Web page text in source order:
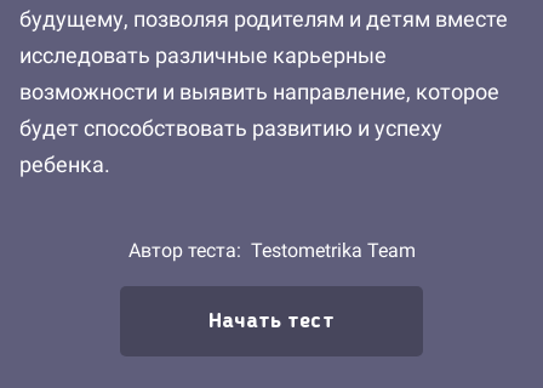
будущему, позволяя родителям и детям вместе
исследовать различные карьерные
возможности и выявить направление, которое
будет способствовать развитию и успеху
ребенка.
Автор теста: Testometrika Team
Начать тест